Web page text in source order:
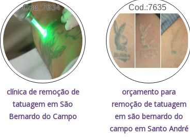
Cod.:7634
clínica de remoção de
tatuagem em São
Bernardo do Campo
Cod.:7635
orçamento para
remoção de tatuagem
em são bernardo do
campo em Santo André